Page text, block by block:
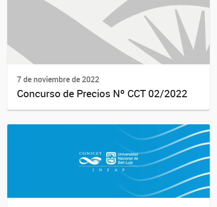
7 de noviembre de 2022
Concurso de Precios Nº CCT 02/2022